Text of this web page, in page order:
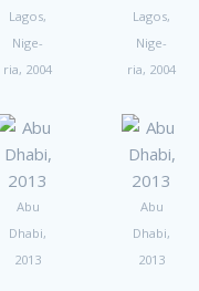
Lagos,
Nige­
ria, 2004
Lagos,
Nige­
ria, 2004
Abu
Dhabi,
2013
Abu
Dhabi,
2013